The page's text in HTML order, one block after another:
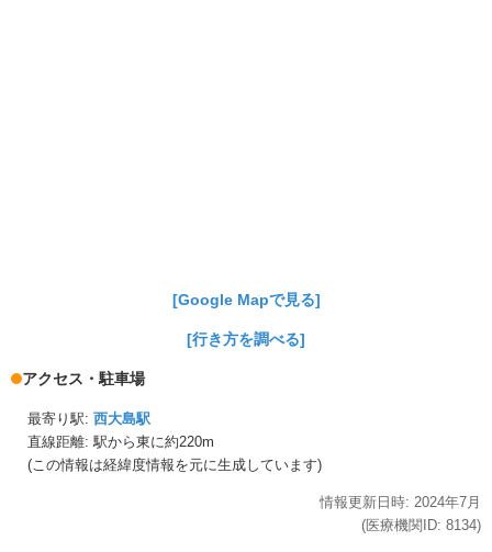
[Google Mapで見る]
[行き方を調べる]
アクセス・駐車場
最寄り駅: 西大島駅
直線距離: 駅から東に約220m
(この情報は経緯度情報を元に生成しています)
情報更新日時: 2024年7月
(医療機関ID: 8134)